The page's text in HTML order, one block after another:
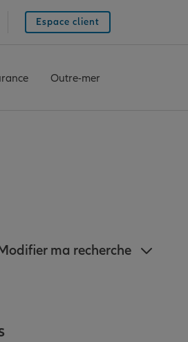
Espace client
Outre-mer
ma recherche